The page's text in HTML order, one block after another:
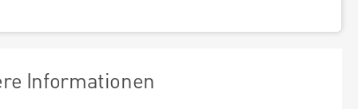
Informationen